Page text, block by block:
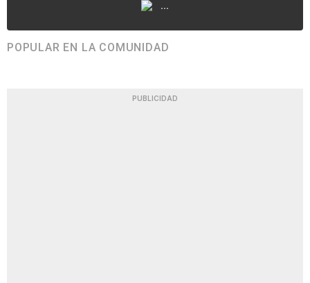
...
POPULAR EN LA COMUNIDAD
PUBLICIDAD